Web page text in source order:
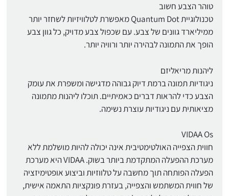
טוהר הצבע חשוב
טכנולוגיית Quantum Dot מאפשרת לטלוויזיות לשחזר יותר
ממיליארד גוונים של צבע. עם שכפול צבע מדויק, כל גוון צבע
הופך את התמונה לבהירה יותר ורוויה יותר.
ליהנות מריאליזם
ניגודיות תמונה ברמת דיוק גבוהה מדגישה ומשפרת את עומק
הצבע כדי להראות דברים כאמיתיים. תוכלו ליהנות מתמונה
מציאותית עם ניגודיות עוצרת נשימה.
VIDAA Os
חווית הצפייה האולטימטיבית אינה יכולה להיות מושלמת ללא
מערכת ההפעלה המתקדמת ביותר בשוק. VIDAA היא מערכת
הפעלה הפותחה תוך מחשבה על טלווזיות וביצוע אופטימיזציה
של חווית המשתמש והצפייה, בעזרת פונקציות התאמה אישית,